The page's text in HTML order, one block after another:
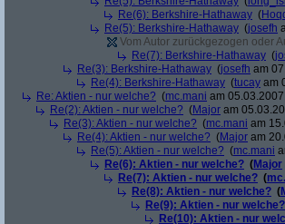
Re(6): Berkshire-Hathaway (
Re(5): Berkshire-Hathaway (josefh
Vom Autor zurückgezogen oder
Re(7): Berkshire-Hathaway (
Re(3): Berkshire-Hathaway (josefh am
Re(4): Berkshire-Hathaway (tucay am
Re: Aktien - nur welche? (mc.mani am
Re(2): Aktien - nur welche? (Major am
Re(3): Aktien - nur welche? (mc.mani am
Re(4): Aktien - nur welche? (Major am
Re(5): Aktien - nur welche? (mc.mani
Re(6): Aktien - nur welche? (Major
Re(7): Aktien - nur welche? (
Re(8): Aktien - nur welche? (
Re(9): Aktien - nur welche?
Re(10): Aktien - nur